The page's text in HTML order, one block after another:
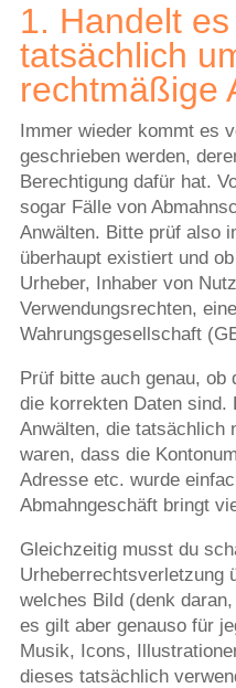
1. Handelt
tatsächlich
rechtmäßige
Immer wieder kommt es
geschrieben werden,
Berechtigung dafür hat.
sogar Fälle von
Anwälten. Bitte prüf also
überhaupt existiert und
Urheber, Inhaber von
Verwendungsrechten,
Wahrungsgesellschaft
Prüf bitte auch genau, ob
die korrekten Daten sind.
Anwälten, die tatsächlich
waren, dass die
Adresse etc. wurde
Abmahngeschäft bringt
Gleichzeitig musst du
Urheberrechtsverletzung
welches Bild (denk
es gilt aber genauso für
Musik, Icons,
dieses tatsächlich